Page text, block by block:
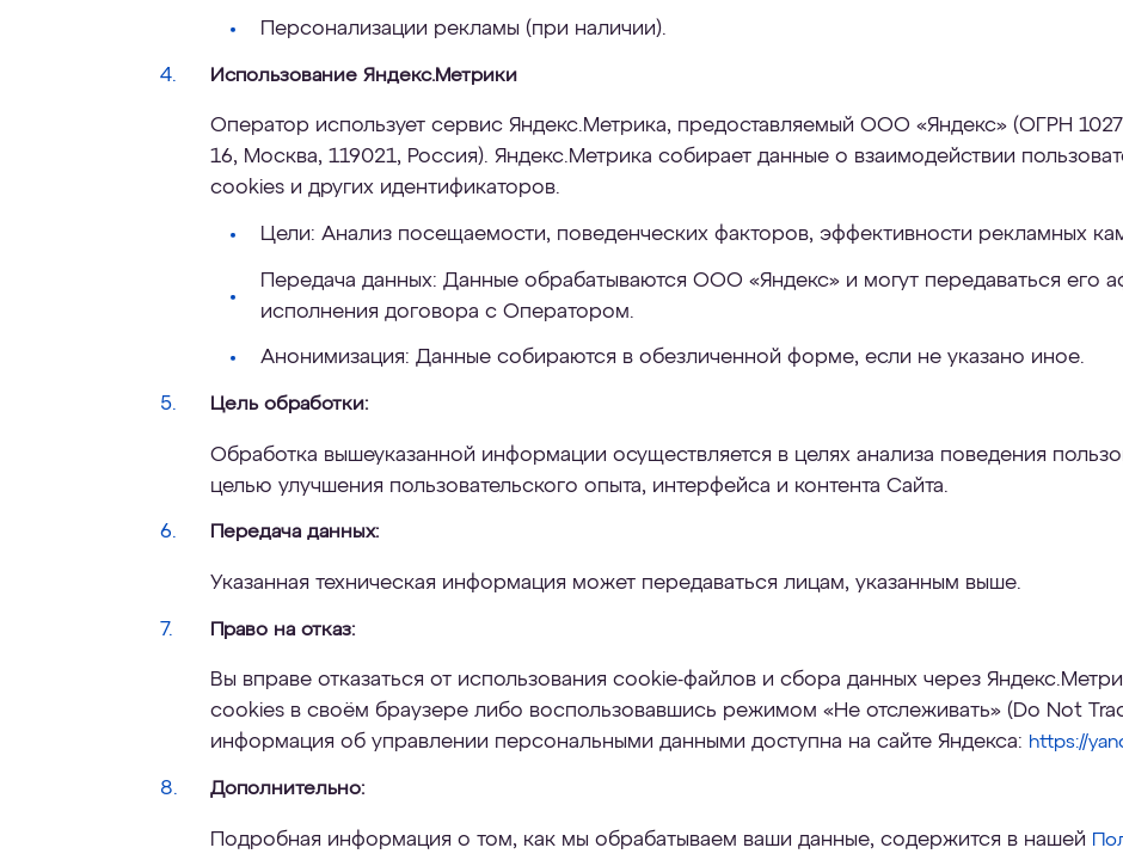
Персонализации рекламы (при наличии).
Использование Яндекс.Метрики
Оператор использует сервис Яндекс.Метрика, предоставляемый ООО «Яндекс» (ОГРН
16, Москва, 119021, Россия). Яндекс.Метрика собирает данные о взаимодействии
cookies и других идентификаторов.
Цели: Анализ посещаемости, поведенческих факторов, эффективности рекламных
Передача данных: Данные обрабатываются ООО «Яндекс» и могут передаваться его
исполнения договора с Оператором.
Анонимизация: Данные собираются в обезличенной форме, если не указано иное.
Цель обработки:
Обработка вышеуказанной информации осуществляется в целях анализа поведения
целью улучшения пользовательского опыта, интерфейса и контента Сайта.
Передача данных:
Указанная техническая информация может передаваться лицам, указанным выше.
Право на отказ:
Вы вправе отказаться от использования cookie-файлов и сбора данных через
cookies в своём браузере либо воспользовавшись режимом «Не отслеживать» (Do Not
информация об управлении персональными данными доступна на сайте Яндекса: https://
Дополнительно:
Подробная информация о том, как мы обрабатываем ваши данные, содержится в нашей